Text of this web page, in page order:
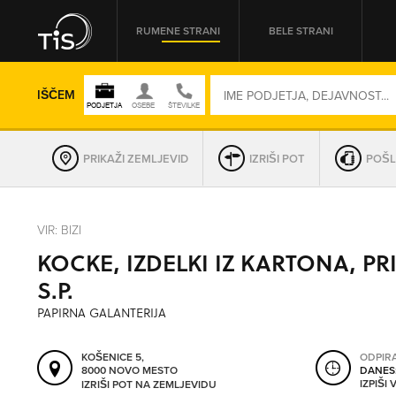
RUMENE STRANI BELE STRANI
IŠČEM
REGIJA
OMREŽNA ŠT.
PRIKAŽI ZEMLJEVID IZRIŠI POT
VIR: BIZI
KOCKE, IZDELKI IZ KARTONA,
S.P.
PAPIRNA GALANTERIJA
KOŠENICE 5,
8000 NOVO MESTO
IZRIŠI POT NA ZEMLJEVIDU
IZPIŠI